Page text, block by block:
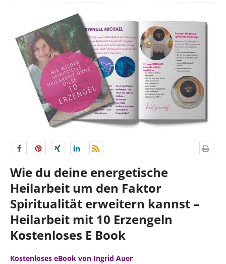
Wie du deine energetische
Heilarbeit um den Faktor
Spiritualität erweitern kannst –
Heilarbeit mit 10 Erzengeln
Kostenloses E Book
Kostenloses eBook von Ingrid Auer